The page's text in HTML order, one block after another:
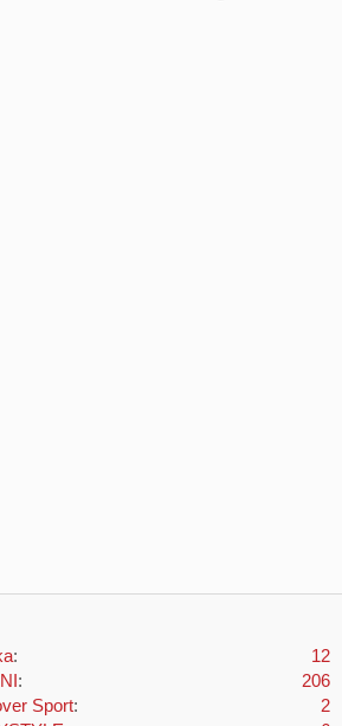
12
206
Sport
2